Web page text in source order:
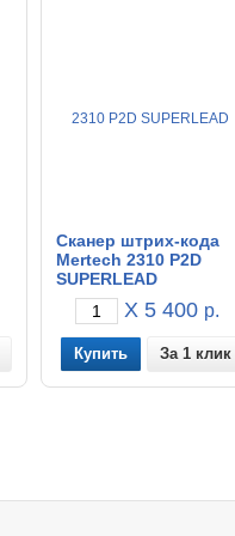
Сканер штрих-кода
Mertech 2310 P2D
SUPERLEAD
X 5 400 р.
За 1 клик